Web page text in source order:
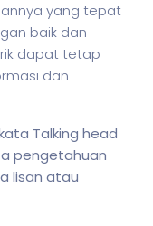
yang tepat
baik dan
dapat tetap
dan
Talking head
pengetahuan
lisan atau